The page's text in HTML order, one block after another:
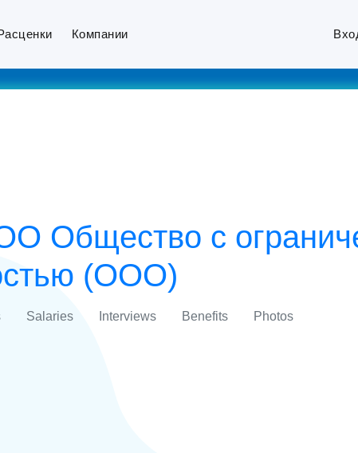
Компании
Общество с
(ООО)
Salaries Interviews Benefits Photos